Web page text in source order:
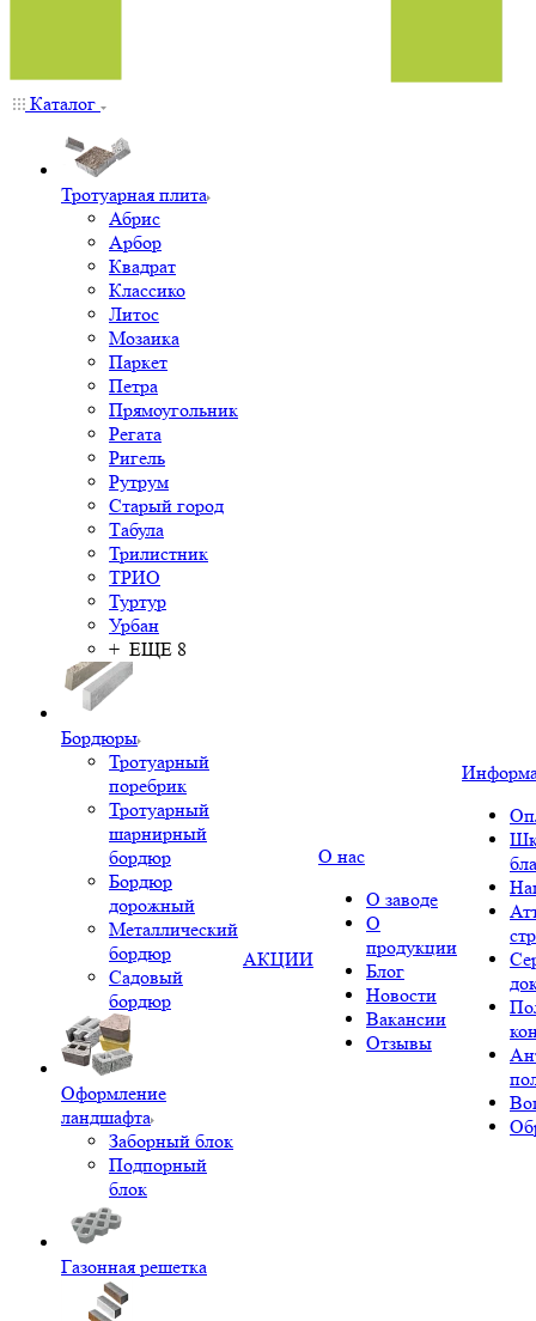
Каталог
Тротуарная плита
Абрис
Арбор
Квадрат
Классико
Литос
Мозаика
Паркет
Петра
Прямоугольник
Регата
Ригель
Рутрум
Старый город
Табула
Трилистник
ТРИО
Туртур
Урбан
+ ЕЩЕ 8
Бордюры
Тротуарный
поребрик
Тротуарный
шарнирный
бордюр
Бордюр
дорожный
Металлический
бордюр
Садовый
бордюр
Оформление
ландшафта
Заборный блок
Подпорный
блок
Газонная решетка
АКЦИИ
О нас
О заводе
О
продукции
Блог
Новости
Вакансии
Отзывы